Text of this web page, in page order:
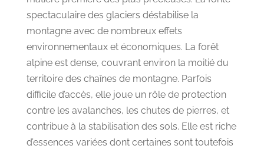
spectaculaire des glaciers déstabilise la
montagne avec de nombreux effets
environnementaux et économiques. La forêt
alpine est dense, couvrant environ la moitié du
territoire des chaînes de montagne. Parfois
difficile d’accès, elle joue un rôle de protection
contre les avalanches, les chutes de pierres, et
contribue à la stabilisation des sols. Elle est riche
d’essences variées dont certaines sont toutefois